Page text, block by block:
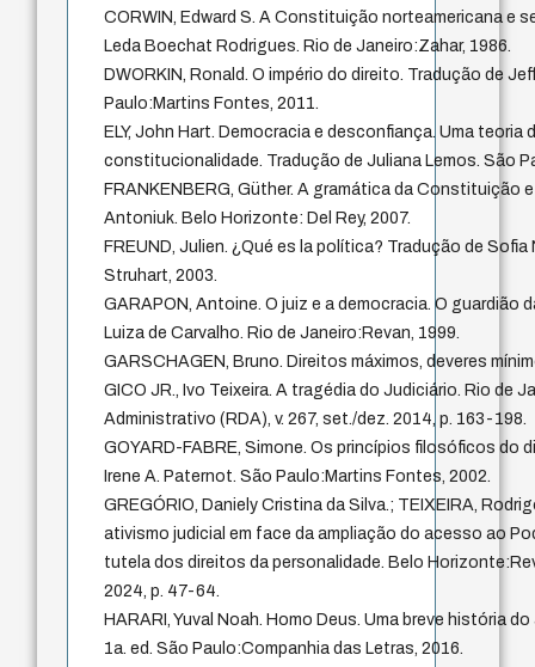
CORWIN, Edward S. A Constituição norteamericana e
Leda Boechat Rodrigues. Rio de Janeiro:Zahar, 1986.
DWORKIN, Ronald. O império do direito. Tradução de
Paulo:Martins Fontes, 2011.
ELY, John Hart. Democracia e desconfiança. Uma teoria
constitucionalidade. Tradução de Juliana Lemos. São
FRANKENBERG, Güther. A gramática da Constituição
Antoniuk. Belo Horizonte: Del Rey, 2007.
FREUND, Julien. ¿Qué es la política? Tradução de
Struhart, 2003.
GARAPON, Antoine. O juiz e a democracia. O guardião
Luiza de Carvalho. Rio de Janeiro:Revan, 1999.
GARSCHAGEN, Bruno. Direitos máximos, deveres
GICO JR., Ivo Teixeira. A tragédia do Judiciário. Rio de
Administrativo (RDA), v. 267, set./dez. 2014, p. 163-198.
GOYARD-FABRE, Simone. Os princípios filosóficos do
Irene A. Paternot. São Paulo:Martins Fontes, 2002.
GREGÓRIO, Daniely Cristina da Silva.; TEIXEIRA,
ativismo judicial em face da ampliação do acesso ao
tutela dos direitos da personalidade. Belo
2024, p. 47-64.
HARARI, Yuval Noah. Homo Deus. Uma breve história
1a. ed. São Paulo:Companhia das Letras, 2016.